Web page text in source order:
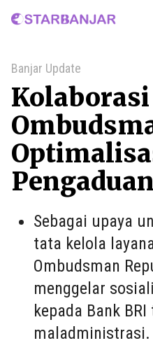
Home
Banjar Update
Sebagai upaya
tata kelola
Ombudsman
menggelar
kepada Bank
maladministrasi.